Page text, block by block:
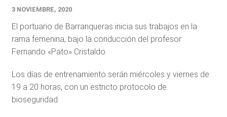
3 NOVIEMBRE, 2020
El portuario de Barranqueras inicia sus trabajos en la
rama femenina, bajo la conducción del profesor
Fernando «Pato» Cristaldo.
Los días de entrenamiento serán miércoles y viernes de
19 a 20 horas, con un estricto protocolo de
bioseguridad.